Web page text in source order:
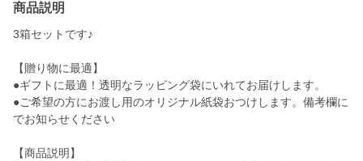
商品説明
3箱セットです♪
【贈り物に最適】
●ギフトに最適！透明なラッピング袋にいれてお届けします。
●ご希望の方にお渡し用のオリジナル紙袋おつけします。備考欄に
でお知らせください
【商品説明】